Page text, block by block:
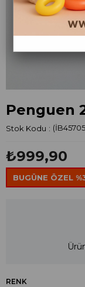
Penguen
Stok Kodu
₺999,90
BUGÜNE ÖZEL
RENK